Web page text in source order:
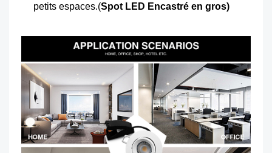
petits espaces.(Spot LED Encastré en gros)